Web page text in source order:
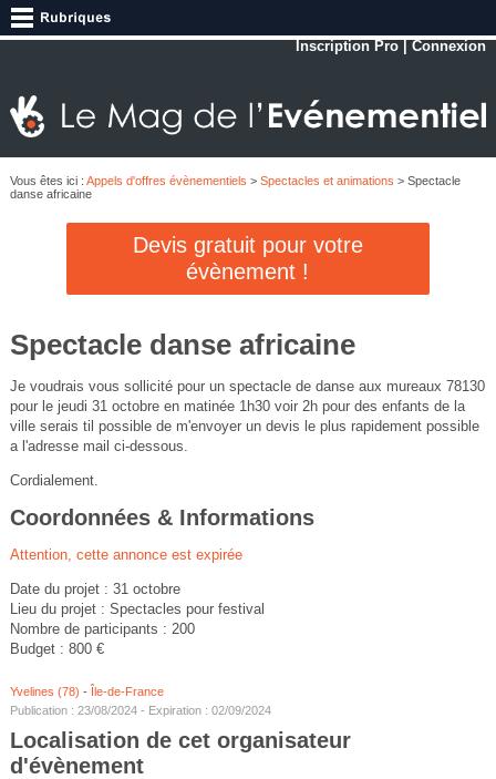
Inscription Pro |Connexion
Vous êtes ici : Appels d'offres évènementiels > Spectacles et animations > Spectacle
danse africaine
Devis gratuit pour votre
évènement !
Spectacle danse africaine
Je voudrais vous sollicité pour un spectacle de danse aux mureaux 78130
pour le jeudi 31 octobre en matinée 1h30 voir 2h pour des enfants de la
ville serais til possible de m'envoyer un devis le plus rapidement possible
a l'adresse mail ci-dessous.
Cordialement.
Coordonnées & Informations
Attention, cette annonce est expirée
Date du projet : 31 octobre
Lieu du projet : Spectacles pour festival
Nombre de participants : 200
Budget : 800 €
Yvelines (78) - Île-de-France
Publication : 23/08/2024 - Expiration : 02/09/2024
Localisation de cet organisateur
d'évènement